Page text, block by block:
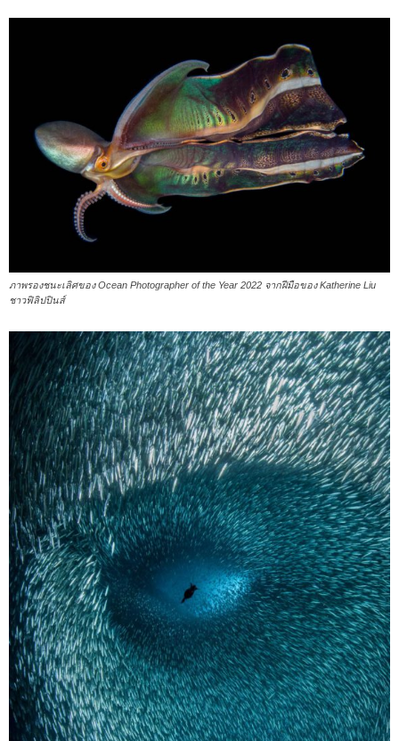
ภาพรองชนะเลิศของ Ocean Photographer of the Year 2022 จากฝีมือของ Katherine Liu
ชาวฟิลิปปินส์